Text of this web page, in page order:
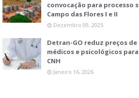
convocação para processo
Campo das Flores I e II
Dezembro 09, 2025
Detran-GO reduz preços de
médicos e psicológicos
CNH
Janeiro 16, 2026